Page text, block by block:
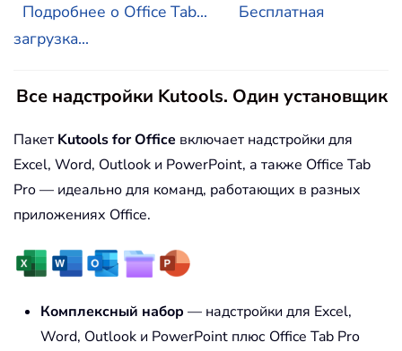
Подробнее о Office Tab...
Бесплатная
загрузка...
Все надстройки Kutools. Один установщик
Пакет Kutools for Office включает надстройки для
Excel, Word, Outlook и PowerPoint, а также Office Tab
Pro — идеально для команд, работающих в разных
приложениях Office.
Комплексный набор — надстройки для Excel,
Word, Outlook и PowerPoint плюс Office Tab Pro